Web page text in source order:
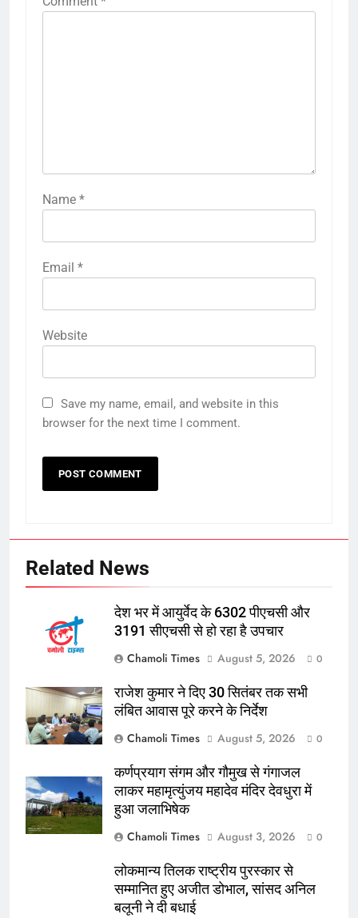
Name *
Email *
Website
Save my name, email, and website in this
browser for the next time I comment.
Related News
देश भर में आयुर्वेद के 6302 पीएचसी और
3191 सीएचसी से हो रहा है उपचार
Chamoli Times
August 5, 2026 0
राजेश कुमार ने दिए 30 सितंबर तक सभी
लंबित आवास पूरे करने के निर्देश
Chamoli Times
August 5, 2026 0
कर्णप्रयाग संगम और गौमुख से गंगाजल
लाकर महामृत्युंजय महादेव मंदिर देवधुरा में
हुआ जलाभिषेक
Chamoli Times
August 3, 2026 0
लोकमान्य तिलक राष्ट्रीय पुरस्कार से
सम्मानित हुए अजीत डोभाल, सांसद अनिल
बलूनी ने दी बधाई